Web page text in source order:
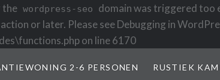
the wordpress-seo
domain was triggered too
action or later. Please seeDebugging in
on line 6170
2-6 PERSONEN RUSTIEK